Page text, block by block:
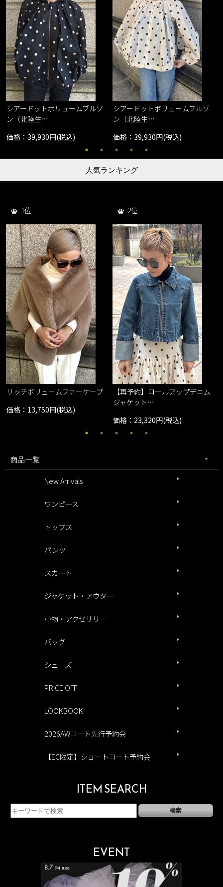
シアードットボリュームブルゾ
ン（北陸生…
価格：39,930円(税込)
シアードットボリュームブルゾ
ン（北陸生…
価格：39,930円(税込)
人気ランキング
1位
リッチボリュームファーケープ
価格：13,750円(税込)
2位
【再予約】ロールアップデニム
ジャケット…
価格：23,320円(税込)
商品一覧
New Arrivals
ワンピース
トップス
パンツ
スカート
ジャケット・アウター
小物・アクセサリー
バッグ
シューズ
PRICE OFF
LOOKBOOK
2026AWコート先行予約会
【EC限定】ショートコート予約会
ITEM SEARCH
EVENT